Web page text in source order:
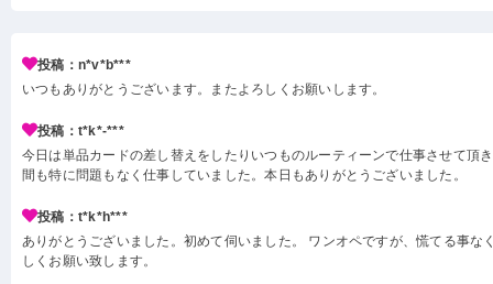
投稿：n*v*b***
いつもありがとうございます。またよろしくお願いします。
投稿：t*k*-***
今日は単品カードの差し替えをしたりいつものルーティーンで仕事させて頂
間も特に問題もなく仕事していました。本日もありがとうございました。
投稿：t*k*h***
ありがとうございました。初めて伺いました。 ワンオペですが、慌てる事な
しくお願い致します。